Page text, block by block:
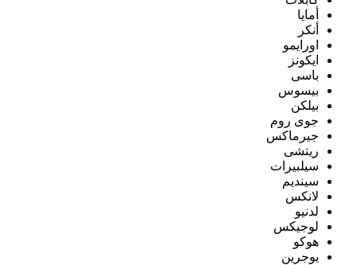
أمايا
أنكر
اورايمو
ايكونز
باسى
بيسوس
بيلكن
جوى روم
جيرماكس
ريتشى
سيلبيرات
سينديم
لانكس
لدنيو
لوجيكس
هوكو
يوجرين